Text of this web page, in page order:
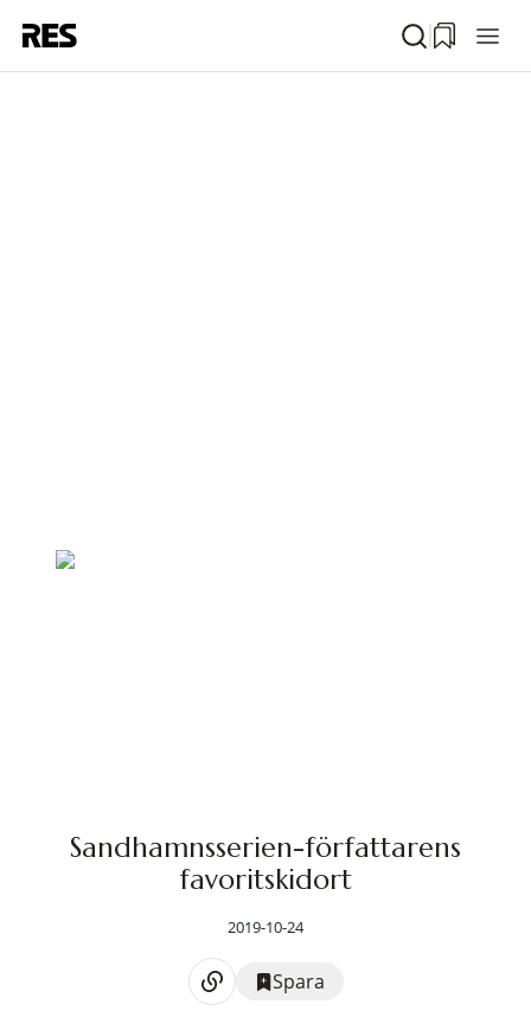
Sandhamnsserien-författarens
favoritskidort
2019-10-24
Spara